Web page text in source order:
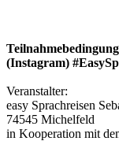
(Instagram)
Veranstalter:
easy Sprachreisen
74545 Michelfeld
in Kooperation mit